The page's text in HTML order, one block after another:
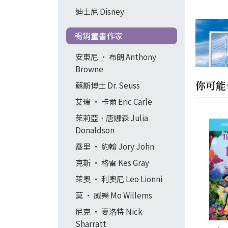
迪士尼 Disney
暢銷童書作家
安東尼 ‧ 布朗 Anthony
Browne
蘇斯博士 Dr. Seuss
艾瑞 ‧ 卡爾 Eric Carle
茱莉亞．唐娜森 Julia
Donaldson
喬里 ‧ 約翰 Jory John
克斯 ‧ 格雷 Kes Gray
萊奧 ‧ 利奧尼 Leo Lionni
莫 ‧ 威樂 Mo Willems
尼克 ‧ 夏洛特 Nick
Sharratt
你可